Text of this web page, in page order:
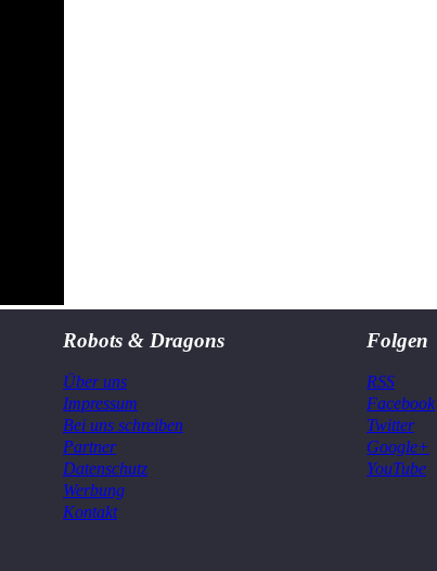
Robots & Dragons
Über uns
Impressum
Bei uns schreiben
Partner
Datenschutz
Werbung
Kontakt
Folgen
RSS
Facebook
Twitter
Google+
YouTube